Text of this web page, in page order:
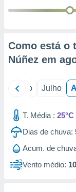
1199
Como está o
Núñez em
Junho Julho
T. Média : 25°C
Dias de chuva:
Acum. de
Vento médio: